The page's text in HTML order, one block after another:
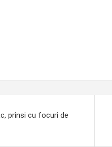
prinsi cu focuri de